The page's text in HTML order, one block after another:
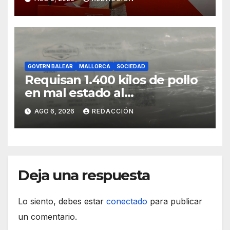
GOVERN BALEAR MALLORCA SOCIEDAD
Requisan 1.400 kilos de pollo
en mal estado al
transportarse sin refrigerar
AGO 6, 2026 REDACCIÓN
Deja una respuesta
Lo siento, debes estar conectado para publicar
un comentario.